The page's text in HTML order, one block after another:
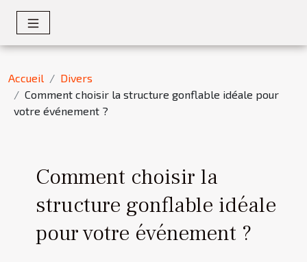
Accueil
Divers
Comment choisir la structure gonflable idéale pour
votre événement ?
Comment choisir la
structure gonflable idéale
pour votre événement ?